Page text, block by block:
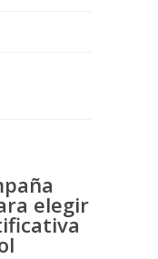
elegir